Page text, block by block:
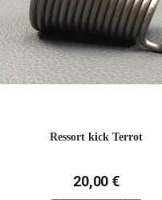
Ressort kick Terrot
20,00 €